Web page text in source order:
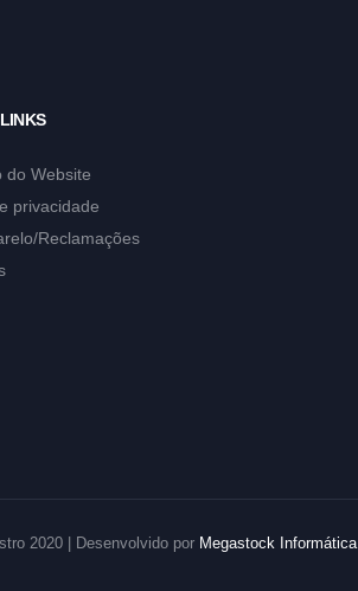
do Website
privacidade
Reclamações
2020 | Desenvolvido por Megastock Informática